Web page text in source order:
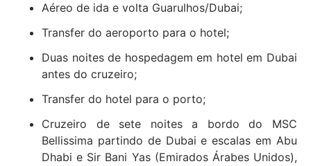
Aéreo de ida e volta Guarulhos/Dubai;
Transfer do aeroporto para o hotel;
Duas noites de hospedagem em hotel em Dubai
antes do cruzeiro;
Transfer do hotel para o porto;
Cruzeiro de sete noites a bordo do MSC
Bellissima partindo de Dubai e escalas em Abu
Dhabi e Sir Bani Yas (Emirados Árabes Unidos),